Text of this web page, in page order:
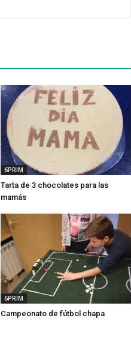
6PRIM
Tarta de 3 chocolates para las
mamás
6PRIM
Campeonato de fútbol chapa